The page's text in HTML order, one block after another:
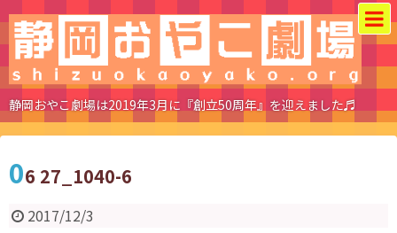
静岡おやこ劇場は2019年3月に『創立50周年』を迎えました♬
06 27_1040-6
2017/12/3